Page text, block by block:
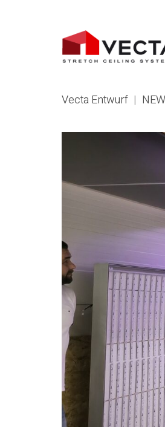
Vecta Entwurf |